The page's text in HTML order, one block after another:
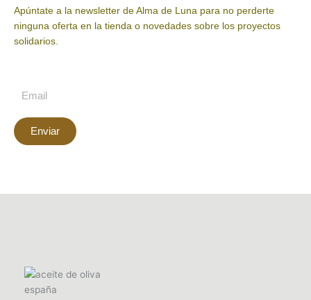
Apúntate a la newsletter de Alma de Luna para no perderte
ninguna oferta en la tienda o novedades sobre los proyectos
solidarios.
Enviar